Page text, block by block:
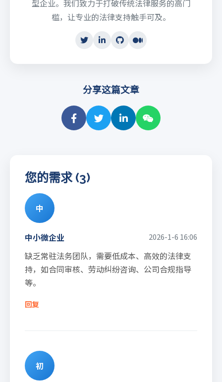
型企业。我们致力于打破传统法律服务的高门
槛，让专业的法律支持触手可及。
分享这篇文章
您的需求 (3)
中
中小微企业 2026-1-6 16:06
缺乏常驻法务团队，需要低成本、高效的法律支
持，如合同审核、劳动纠纷咨询、公司合规指导
等。
回复
初